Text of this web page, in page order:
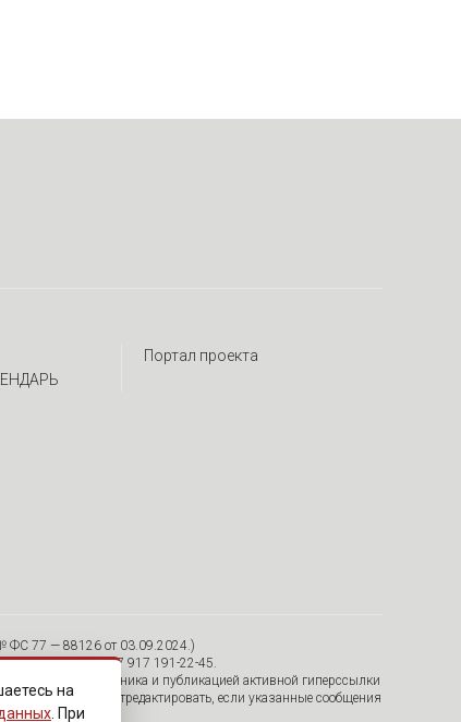
Портал проекта
ФС 77 — 88126 от 03.09.2024.)
12, пом. 15 Тел. +7 917 191-22-45.
указанием источника и публикацией активной гиперссылки
их с сайта или отредактировать, если указанные сообщения
на
. При